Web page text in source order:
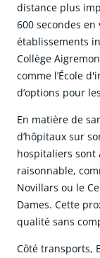
distance plus
600 secondes
établissements
Collège
comme l’École
d’options pour
En matière de
d’hôpitaux sur
hospitaliers sont
raisonnable,
Novillars ou le
Dames. Cette
qualité sans
Côté transports,